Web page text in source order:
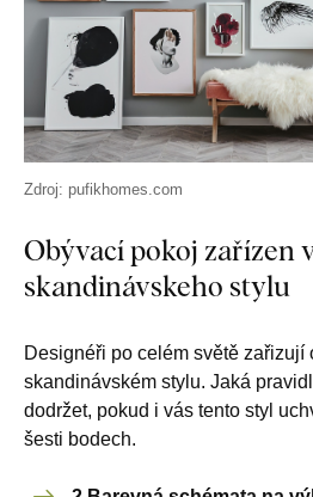
Zdroj: pufikhomes.com
Obývací pokoj zařízen
skandinávskeho stylu
Designéři po celém světě zařizují
skandinávském stylu. Jaká
dodržet, pokud i vás tento styl
šesti bodech.